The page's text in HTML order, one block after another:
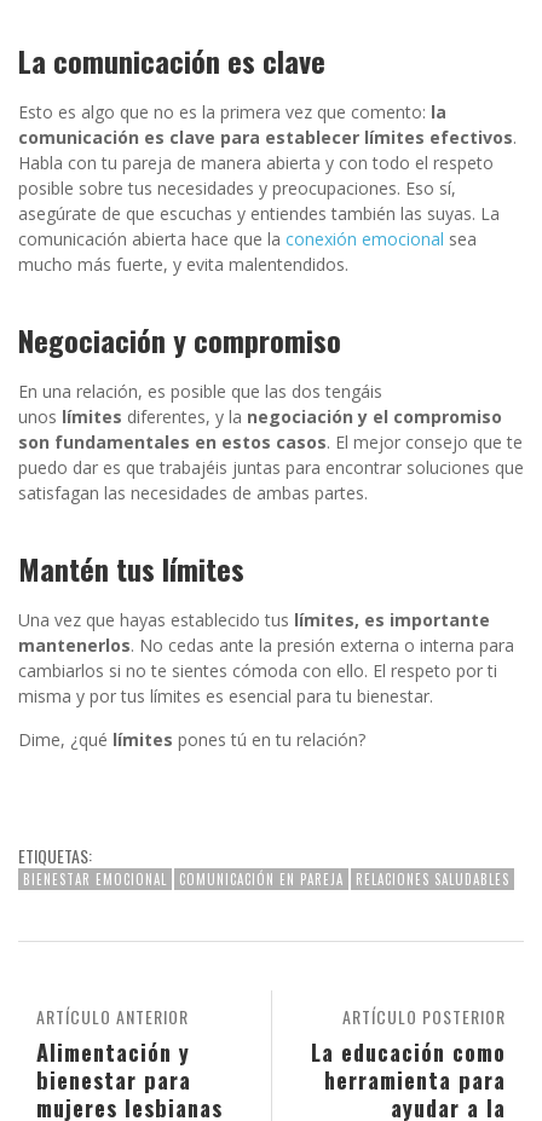
La comunicación es clave
Esto es algo que no es la primera vez que comento: la
comunicación es clave para establecer límites efectivos.
Habla con tu pareja de manera abierta y con todo el respeto
posible sobre tus necesidades y preocupaciones. Eso sí,
asegúrate de que escuchas y entiendes también las suyas. La
comunicación abierta hace que la conexión emocional sea
mucho más fuerte, y evita malentendidos.
Negociación y compromiso
En una relación, es posible que las dos tengáis
unos límites diferentes, y la negociación y el compromiso
son fundamentales en estos casos. El mejor consejo que te
puedo dar es que trabajéis juntas para encontrar soluciones que
satisfagan las necesidades de ambas partes.
Mantén tus límites
Una vez que hayas establecido tus límites, es importante
mantenerlos. No cedas ante la presión externa o interna para
cambiarlos si no te sientes cómoda con ello. El respeto por ti
misma y por tus límites es esencial para tu bienestar.
Dime, ¿qué límites pones tú en tu relación?
ETIQUETAS:
BIENESTAR EMOCIONAL COMUNICACIÓN EN PAREJA RELACIONES SALUDABLES
ARTÍCULO POSTERIOR
La educación como
herramienta para
ayudar a la
ARTÍCULO ANTERIOR
Alimentación y
bienestar para
mujeres lesbianas